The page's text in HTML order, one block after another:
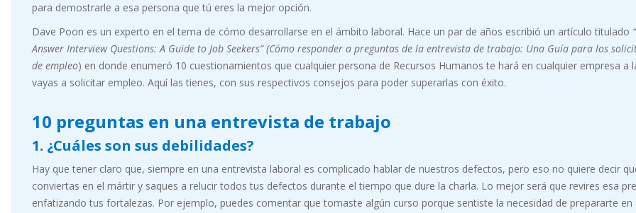
para demostrarle a esa persona que tú eres la mejor opción.
Dave Poon es un experto en el tema de cómo desarrollarse en el ámbito laboral. Hace un par de años escribió un artículo titulado
Answer Interview Questions: A Guide to Job Seekers” (Cómo responder a preguntas de la entrevista de trabajo: Una Guía para los
de empleo) en donde enumeró 10 cuestionamientos que cualquier persona de Recursos Humanos te hará en cualquier empresa a
vayas a solicitar empleo. Aquí las tienes, con sus respectivos consejos para poder superarlas con éxito.
10 preguntas en una entrevista de trabajo
1. ¿Cuáles son sus debilidades?
Hay que tener claro que, siempre en una entrevista laboral es complicado hablar de nuestros defectos, pero eso no quiere decir
conviertas en el mártir y saques a relucir todos tus defectos durante el tiempo que dure la charla. Lo mejor será que revires esa
enfatizando tus fortalezas. Por ejemplo, puedes comentar que tomaste algún curso porque sentiste la necesidad de prepararte en